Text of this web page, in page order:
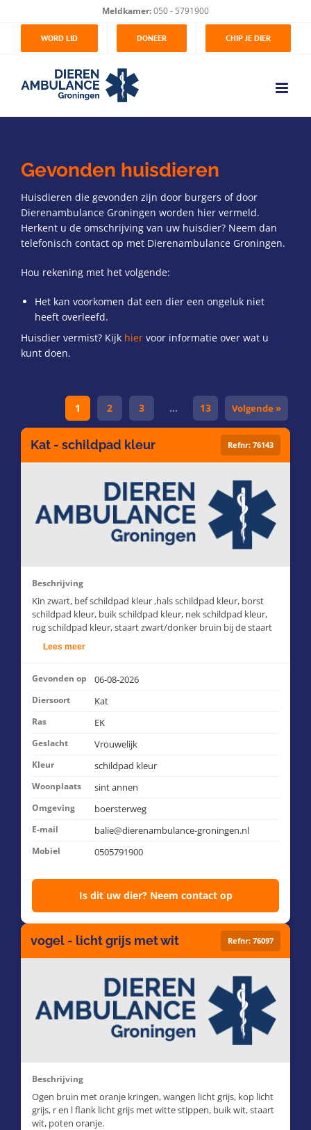
inhoud
Meldkamer:050 - 5791900
WORD LID DONEER CHIP JE DIER
Gevonden huisdieren
Huisdieren die gevonden zijn door burgers of door
Dierenambulance Groningen worden hier vermeld.
Herkent u de omschrijving van uw huisdier? Neem dan
telefonisch contact op met Dierenambulance Groningen.
Hou rekening met het volgende:
Het kan voorkomen dat een dier een ongeluk niet
heeft overleefd.
Huisdier vermist? Kijk hier voor informatie over wat u
kunt doen.
1 2 3 … 13 Volgende »
Kat - schildpad kleur Refnr: 76143
Beschrijving
Kin zwart, bef schildpad kleur ,hals schildpad kleur, borst
schildpad kleur, buik schildpad kleur, nek schildpad kleur,
rug schildpad kleur, staart zwart/donker bruin bij de staart
basis en de punt een beetje rood, r en l flank schildpad
kleur, alle 4 poten schildpad kleur, oren binnenkant
bles rood , neus zalm/roze, snorharen wit met zwart.
Lees meer
Gevonden op 06-08-2026
Diersoort Kat
Ras EK
Geslacht Vrouwelijk
Kleur schildpad kleur
Woonplaats sint annen
Omgeving boersterweg
E-mail balie@dierenambulance-groningen.nl
Mobiel 0505791900
Is dit uw dier? Neem contact op
vogel - licht grijs met wit Refnr: 76097
Beschrijving
Ogen bruin met oranje kringen, wangen licht grijs, kop licht
grijs, r en l flank licht grijs met witte stippen, buik wit, staart
wit, poten oranje.